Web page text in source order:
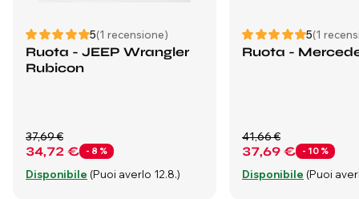
5(1 recensione)
Ruota - JEEP Wrangler
Rubicon
34,72 € - 8 %
37,69 €
Disponibile (Puoi averlo 12.8.)
5(1
Ruota -
37,69 € - 10 %
41,66 €
Disponibile (Puoi